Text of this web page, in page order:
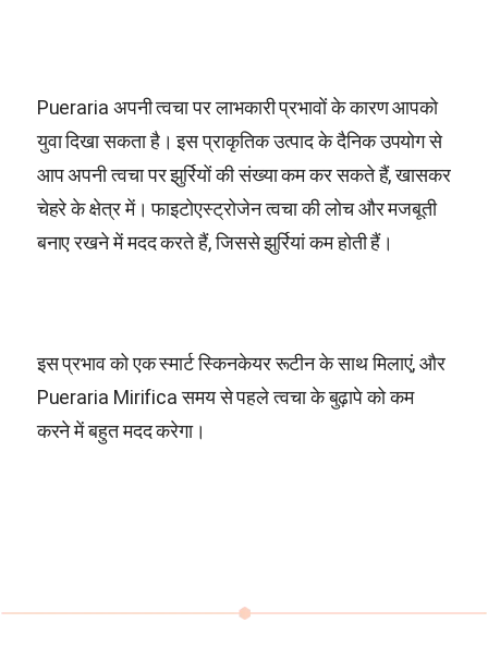
Pueraria अपनी त्वचा पर लाभकारी प्रभावों के कारण आपको
युवा दिखा सकता है। इस प्राकृतिक उत्पाद के दैनिक उपयोग से
आप अपनी त्वचा पर झुर्रियों की संख्या कम कर सकते हैं, खासकर
चेहरे के क्षेत्र में। फाइटोएस्ट्रोजेन त्वचा की लोच और मजबूती
बनाए रखने में मदद करते हैं, जिससे झुर्रियां कम होती हैं।
इस प्रभाव को एक स्मार्ट स्किनकेयर रूटीन के साथ मिलाएं, और
Pueraria Mirificaसमय से पहले त्वचा के बुढ़ापे को कम
करने में बहुत मदद करेगा।